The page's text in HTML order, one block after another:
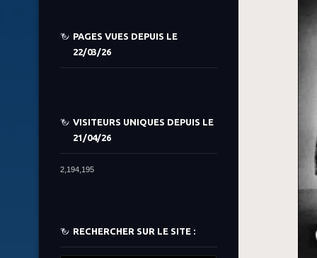
PAGES VUES DEPUIS LE
22/03/26
VISITEURS UNIQUES DEPUIS LE
21/04/26
2,194,195
RECHERCHER SUR LE SITE :